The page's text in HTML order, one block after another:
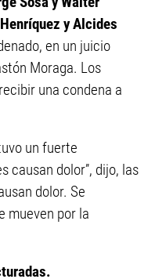
y Alcides
en un juicio
Moraga. Los
una condena a
un fuerte
causan dolor”, dijo, las
dolor. Se
mueven por la